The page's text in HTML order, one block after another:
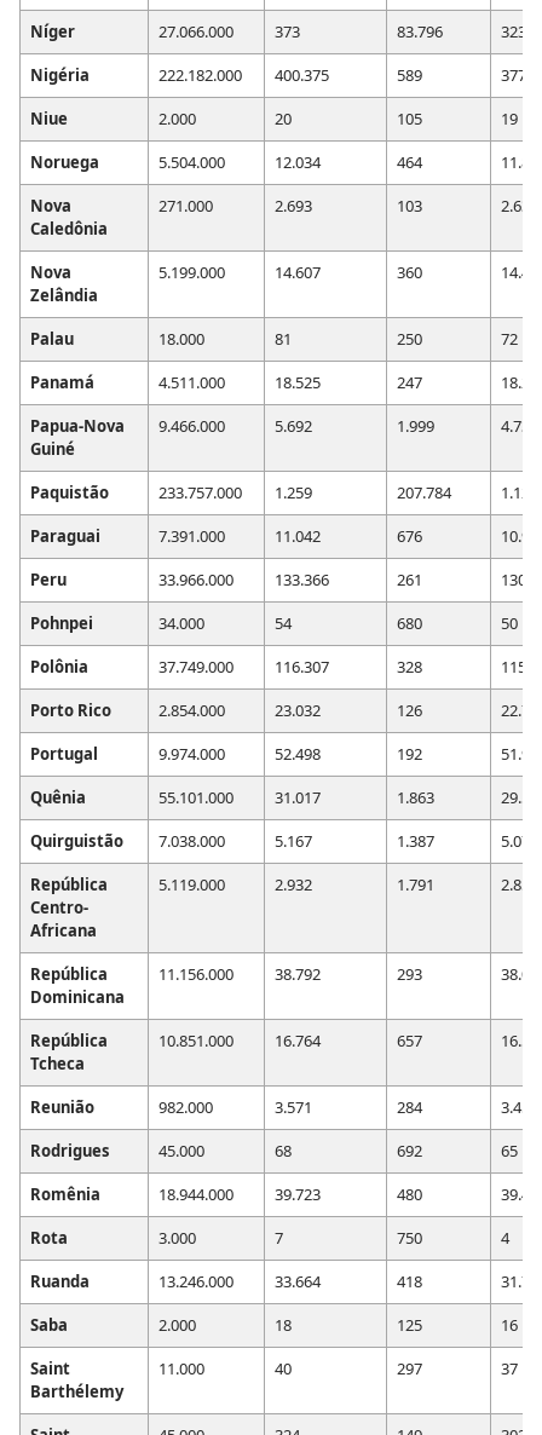
Níger
27.066.000 373 83.796
323
Nigéria
222.182.000 400.375 589
Niue
2.000 20 105
19
Noruega
5.504.000 12.034 464
Nova
Caledônia
271.000 2.693 103 2.631
Nova
Zelândia
5.199.000 14.607 360
Palau 18.000 81 250
72
Panamá
4.511.000 18.525 247
Papua-Nova
Guiné
9.466.000 5.692 1.999 4.735
Paquistão 233.757.000 1.259 207.784
1.125
Paraguai
7.391.000 11.042 676
Peru
33.966.000 133.366 261
Pohnpei
34.000 54 680
50
Polônia
37.749.000 116.307 328
Porto Rico
2.854.000 23.032 126
Portugal
9.974.000 52.498 192
Quênia
55.101.000 31.017 1.863
Quirguistão
7.038.000 5.167 1.387
5.073
República
Centro-
Africana
5.119.000 2.932 1.791 2.858
República
Dominicana
11.156.000 38.792 293
República
Tcheca
10.851.000 16.764 657
Reunião 982.000 3.571 284
3.452
Rodrigues
45.000 68 692
65
Romênia
18.944.000 39.723 480
Rota
3.000 7 750
4
Ruanda
13.246.000 33.664 418
Saba
2.000 18 125
16
Saint
Barthélemy
11.000 40 297 37